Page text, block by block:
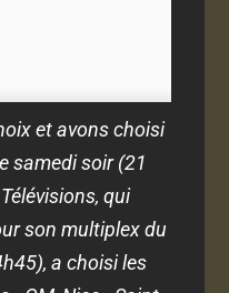
et avons choisi
samedi soir (21
qui
son multiplex du
a choisi les